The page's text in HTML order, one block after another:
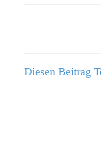
Diesen Beitrag